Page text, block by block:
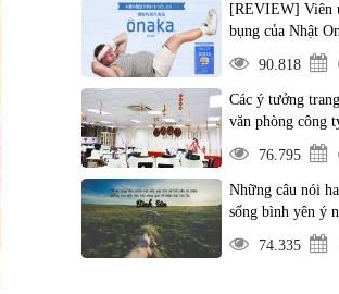
[REVIEW] Viên
bụng của Nhật
90.818
Các ý tưởng
văn phòng công
76.795
Những câu nói
sống bình yên ý
74.335